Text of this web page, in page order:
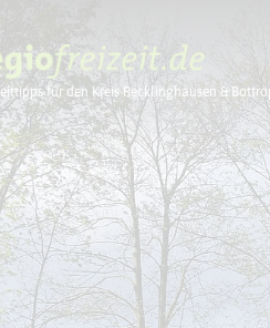
für den Kreis Recklinghausen &
Ausflugstipps